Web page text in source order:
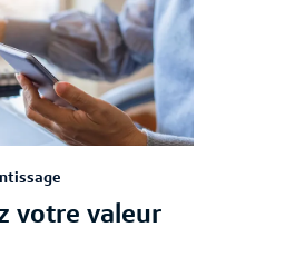
votre valeur